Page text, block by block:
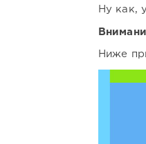
Ну как,
Ниже